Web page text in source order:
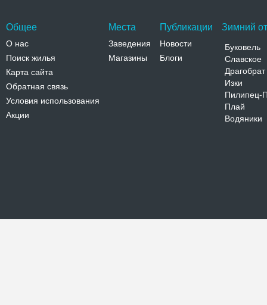
Общее
О нас
Поиск жилья
Карта сайта
Обратная связь
Условия использования
Акции
Места
Заведения
Магазины
Публикации
Новости
Блоги
Зимний
Буковель
Славское
Драгобрат
Изки
Пилипец-
Плай
Водяники